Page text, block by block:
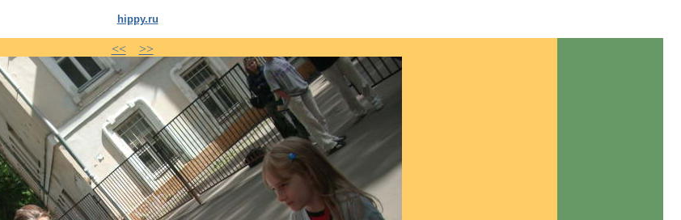
hippy.ru
<< >>